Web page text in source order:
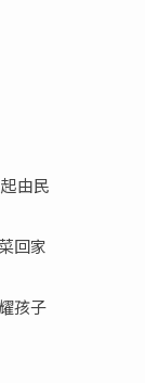
由民
回家
孩子